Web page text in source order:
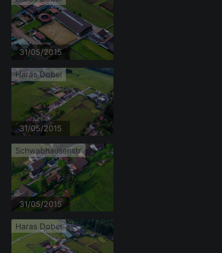
31/05/2015
Haras Dobel
31/05/2015
Schwabhausenstr
31/05/2015
Haras Dobel